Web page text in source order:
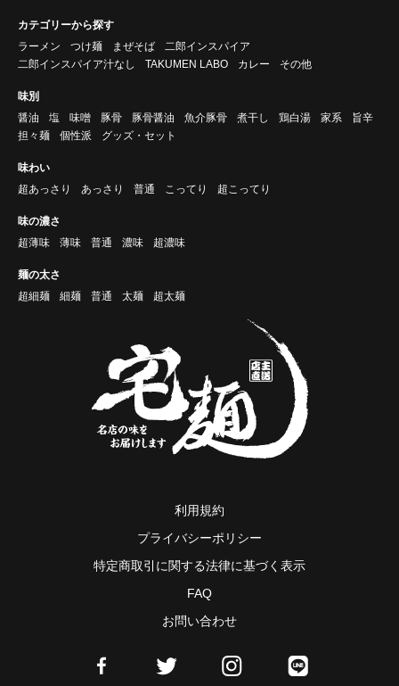
カテゴリーから探す
ラーメン
つけ麺 まぜそば
二郎インスパイア
二郎インスパイア汁なし
TAKUMEN LABO カレー その他
味別
醤油
塩 味噌 豚骨 豚骨醤油 魚介豚骨 煮干し 鶏白湯 家系
旨辛
担々麺
個性派 グッズ・セット
味わい
超あっさり
あっさり 普通 こってり 超こってり
味の濃さ
超薄味
薄味 普通 濃味 超濃味
麺の太さ
超細麺
細麺 普通 太麺 超太麺
利用規約
プライバシーポリシー
特定商取引に関する法律に基づく表示
FAQ
お問い合わせ